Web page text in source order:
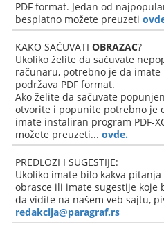
PDF format. Jedan od
besplatno možete preuzeti
KAKO SAČUVATIOBRAZAC?
Ukoliko želite da sačuvate
računaru, potrebno je da
podržava PDF format.
Ako želite da sačuvate
otvorite i popunite potrebno je
imate instaliran program PDF-
možete preuzeti...ovde.
PREDLOZI I SUGESTIJE:
Ukoliko imate bilo kakva
obrasce ili imate sugestije koje
da vidite na našem veb sajtu,
redakcija@paragraf.rs